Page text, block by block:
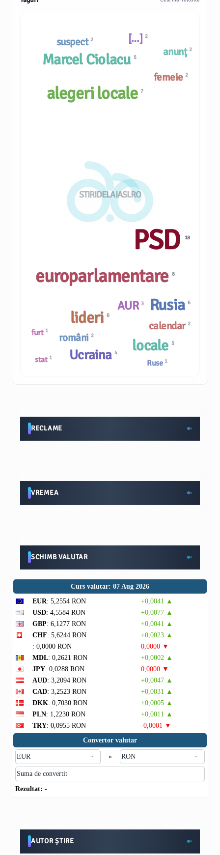
STIRIDELAIASI.RO
femeie 2
stat 1
PSD 18
europarlamentare8
români 2
calendar 2
Rusia6
furt 1
[…] 2
Ucraina 4
Ruse 1
alegeri locale7
anunţ 2
suspect 2
lideri6
Marcel Ciolacu 5
AUR 3
locale 5
RECLAME
VREMEA
SCHIMB VALUTAR
Curs valutar: 07 Aug 2026
EUR: 5,2554 RON
+0,0041 ▲
USD: 4,5584 RON
+0,0077 ▲
GBP: 6,1277 RON
+0,0041 ▲
CHF: 5,6244 RON
+0,0023 ▲
: 0,0000 RON
0,0000 ▼
MDL: 0,2621 RON
+0,0002 ▲
JPY: 0,0288 RON
0,0000 ▼
AUD: 3,2094 RON
+0,0047 ▲
CAD: 3,2523 RON
+0,0031 ▲
DKK: 0,7030 RON
+0,0005 ▲
PLN: 1,2230 RON
+0,0011 ▲
TRY: 0,0955 RON
-0,0001 ▼
Convertor valutar
»
Rezultat: -
AUTOR ȘTIRE